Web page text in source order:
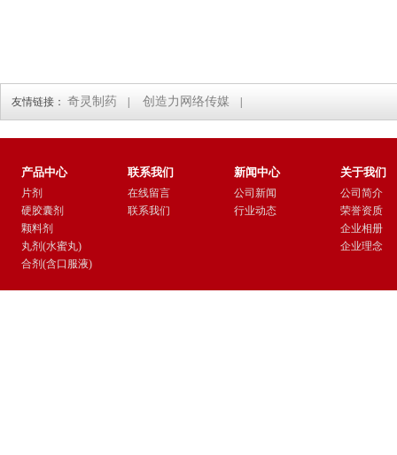
友情链接： 奇灵制药 创造力网络传媒
产品中心 联系我们 新闻中心 关于我们
片剂
硬胶囊剂
颗料剂
丸剂(水蜜丸)
合剂(含口服液)
在线留言
联系我们
公司新闻
行业动态
公司简介
荣誉资质
企业相册
企业理念